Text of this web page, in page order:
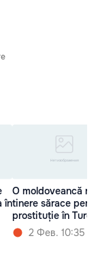
în
O moldoveancă
tinere sărace
prostituție în
2 Фев. 10:35